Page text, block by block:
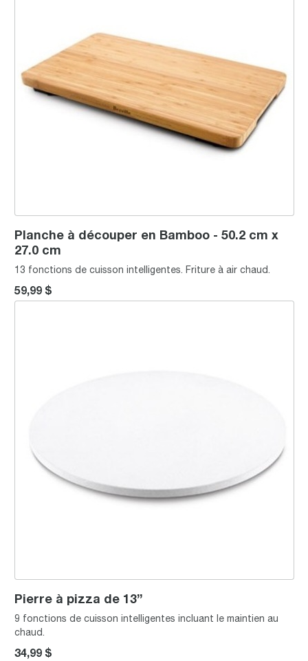
Planche à découper en Bamboo - 50.2 cm x
27.0 cm
13 fonctions de cuisson intelligentes. Friture à air chaud.
59,99 $
Pierre à pizza de 13”
Pierre à pizza de 13”
9 fonctions de cuisson intelligentes incluant le maintien au
chaud.
34,99 $